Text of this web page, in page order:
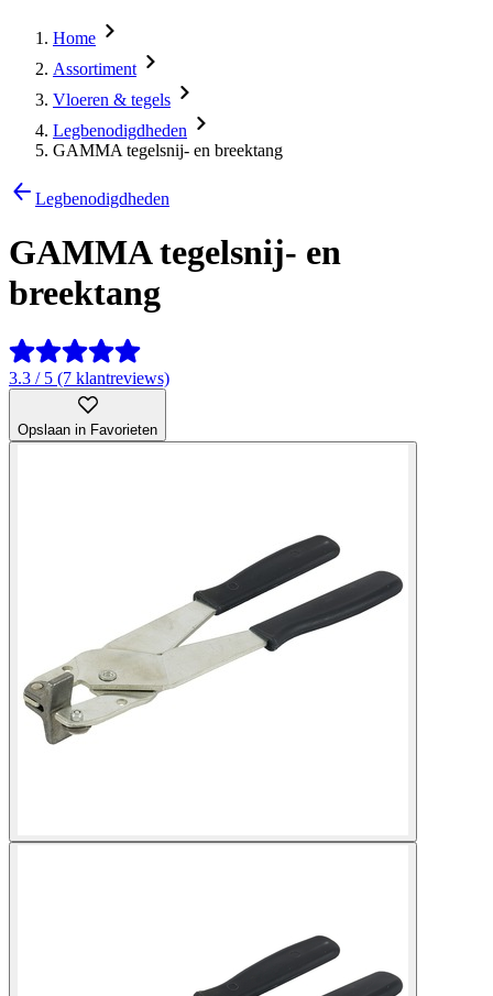
Home
Assortiment
Vloeren & tegels
Legbenodigdheden
GAMMA tegelsnij- en breektang
Legbenodigdheden
GAMMA tegelsnij- en
breektang
3.3 / 5 (7 klantreviews)
Opslaan in Favorieten